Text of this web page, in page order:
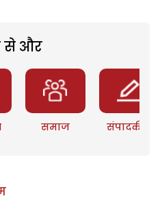
से और
समाज संपादकीय